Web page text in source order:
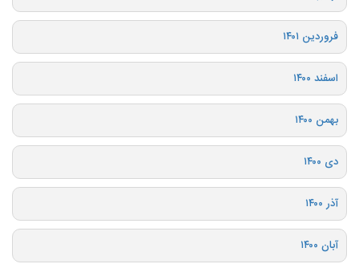
فروردین ۱۴۰۱
اسفند ۱۴۰۰
بهمن ۱۴۰۰
دی ۱۴۰۰
آذر ۱۴۰۰
آبان ۱۴۰۰